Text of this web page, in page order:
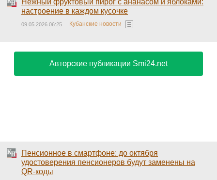
Нежный фруктовый пирог с ананасом и яблоками:
настроение в каждом кусочке
09.05.2026 06:25 Кубанские новости
Авторские публикации Smi24.net
Пенсионное в смартфоне: до октября
удостоверения пенсионеров будут заменены на
QR-коды